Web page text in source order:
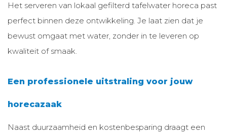
Het serveren van lokaal gefilterd tafelwater horeca past
perfect binnen deze ontwikkeling. Je laat zien dat je
bewust omgaat met water, zonder in te leveren op
kwaliteit of smaak.
Een professionele uitstraling voor jouw
horecazaak
Naast duurzaamheid en kostenbesparing draagt een